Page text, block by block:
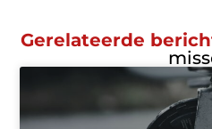
Gerelateerde